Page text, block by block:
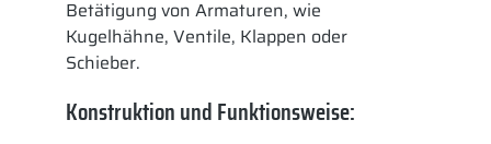
Betätigung von Armaturen, wie
Kugelhähne, Ventile, Klappen oder
Schieber.
Konstruktion und Funktionsweise: